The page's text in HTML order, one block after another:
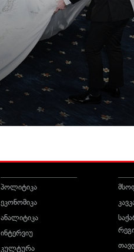
პოლიტიკა
ეკონომიკა
ანალიტიკა
ინტერვიუ
კულტურა